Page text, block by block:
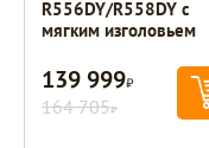
R556DY/R558DY с
мягким изголовьем
139 999Р
164 705Р